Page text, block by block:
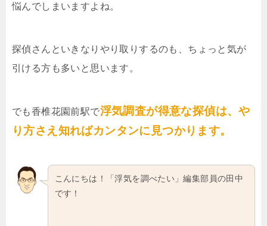
悩んでしまいますよね。
探偵さんといきなりやり取りするのも、ちょっと気が
引ける方も多いと思います。
でも香椎花園前駅で浮気調査が得意な探偵は、や
り方さえ知ればカンタンに見つかります。
こんにちは！「浮気を調べたい」編集部員の田中
です！